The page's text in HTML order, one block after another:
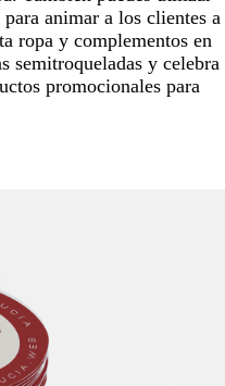
animar a los clientes a
ropa y complementos en
semitroqueladas y celebra
promocionales para